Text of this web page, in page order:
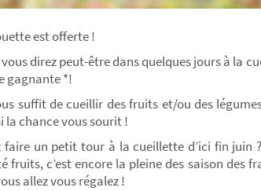
est offerte !
vous direz peut-être dans quelques jours à la
gagnante *!
suffit de cueillir des fruits et/ou des
la chance vous sourit !
faire un petit tour à la cueillette d’ici fin juin
fruits, c’est encore la pleine des saison des
allez vous régalez !